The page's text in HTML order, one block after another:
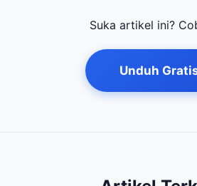
Suka artikel ini?
Unduh